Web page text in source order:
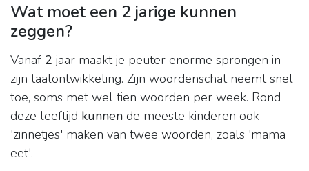
Wat moet een 2 jarige kunnen
zeggen?
Vanaf 2 jaar maakt je peuter enorme sprongen in
zijn taalontwikkeling. Zijn woordenschat neemt snel
toe, soms met wel tien woorden per week. Rond
deze leeftijd kunnen de meeste kinderen ook
'zinnetjes' maken van twee woorden, zoals 'mama
eet'.